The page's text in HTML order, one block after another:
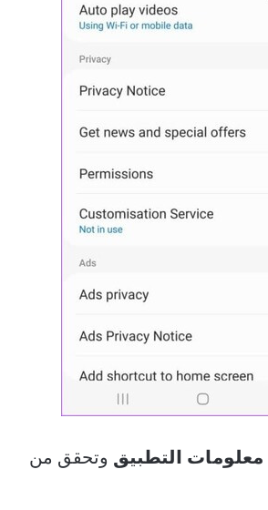
معلومات التطبيق وتحقق من